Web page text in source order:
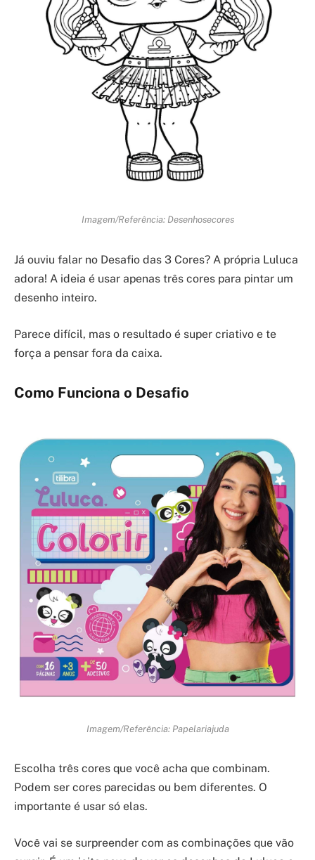
Imagem/Referência: Desenhosecores
Já ouviu falar no Desafio das 3 Cores? A própria Luluca
adora! A ideia é usar apenas três cores para pintar um
desenho inteiro.
Parece difícil, mas o resultado é super criativo e te
força a pensar fora da caixa.
Como Funciona o Desafio
Imagem/Referência: Papelariajuda
Escolha três cores que você acha que combinam.
Podem ser cores parecidas ou bem diferentes. O
importante é usar só elas.
Você vai se surpreender com as combinações que vão